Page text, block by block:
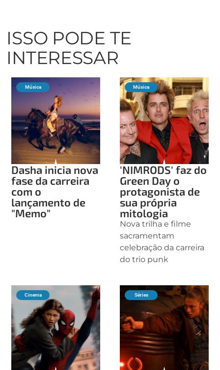
ISSO PODE TE
INTERESSAR
Música
Dasha inicia nova
fase da carreira
com o
lançamento de
"Memo"
Música
'NIMRODS' faz do
Green Day o
protagonista de
sua própria
mitologia
Nova trilha e filme
sacramentam
celebração da carreira
do trio punk
Cinema Séries